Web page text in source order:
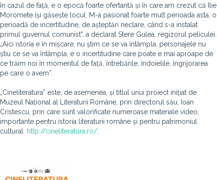
în cazul de față, e o epocă foarte ofertantă și în care am crezut că Ilie
Moromete își găsește locul. M-a pasionat foarte mult perioada asta, o
perioadă de incertitudine, de așteptări neclare, când s-a instalat
primul guvernul comunist", a declarat Stere Gulea, regizorul peliculei.
„Aici istoria e în mișcare, nu știm ce se va întâmpla, personajele nu
știu ce se va întâmpla, e o incertitudine care poate e mai aproape de
ce trăim noi în momentul de față, întrebările, îndoielile, îngrijorarea
pe care o avem”.
„Cineliteratura” este, de asemenea, și titlul unui proiect inițiat de
Muzeul Național al Literaturii Române, prin directorul său, Ioan
Cristescu, prin care sunt valorificate numeroase materiale video,
importante pentru istoria literaturii române și pentru patrimoniul
cultural: http://cineliteratura.ro/